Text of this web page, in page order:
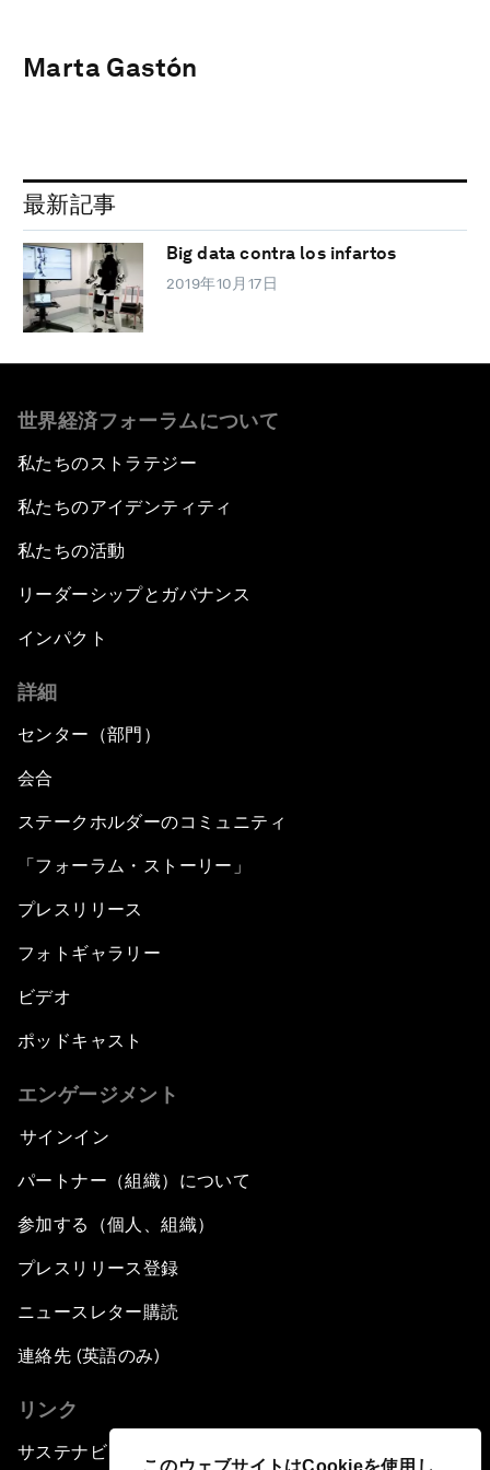
このウェブサイトはCookieを使用し
Marta Gastón
最新記事
Big data contra los infartos
2019年10月17日
世界経済フォーラムについて
私たちのストラテジー
私たちのアイデンティティ
私たちの活動
リーダーシップとガバナンス
インパクト
詳細
センター（部門）
会合
ステークホルダーのコミュニティ
「フォーラム・ストーリー」
プレスリリース
フォトギャラリー
ビデオ
ポッドキャスト
エンゲージメント
サインイン
パートナー（組織）について
参加する（個人、組織）
プレスリリース登録
ニュースレター購読
連絡先 (英語のみ)
リンク
サステナビリティへの取り組み